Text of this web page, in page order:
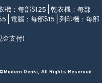
機：每部$125 | 乾衣機：每部
| 電腦：每部$15 | 列印機：每部
金支付)
Denki, All Rights Reserved